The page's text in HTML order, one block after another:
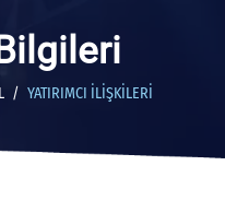
YATIRIMCI İLIŞKILERI